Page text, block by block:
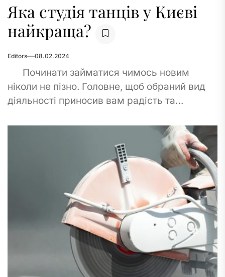
Яка студія танців у Києві
найкраща?
Editors 08.02.2024
Починати займатися чимось новим
ніколи не пізно. Головне, щоб обраний вид
діяльності приносив вам радість та